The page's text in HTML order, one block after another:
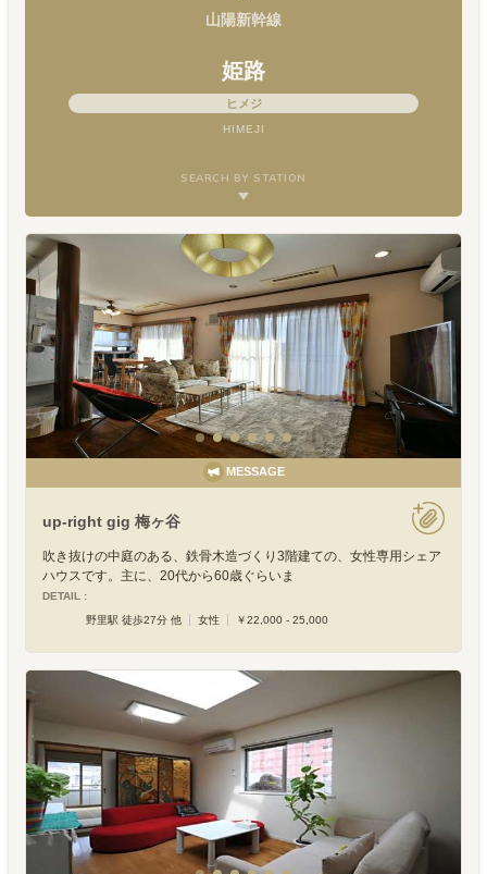
山陽新幹線
姫路
ヒメジ
HIMEJI
SEARCH BY STATION
MESSAGE
up-right gig 梅ヶ谷
吹き抜けの中庭のある、鉄骨木造づくり3階建ての、女性専用シェア
ハウスです。主に、20代から60歳ぐらいま
DETAIL :
野里駅 徒歩27分 他
女性 ￥22,000 - 25,000